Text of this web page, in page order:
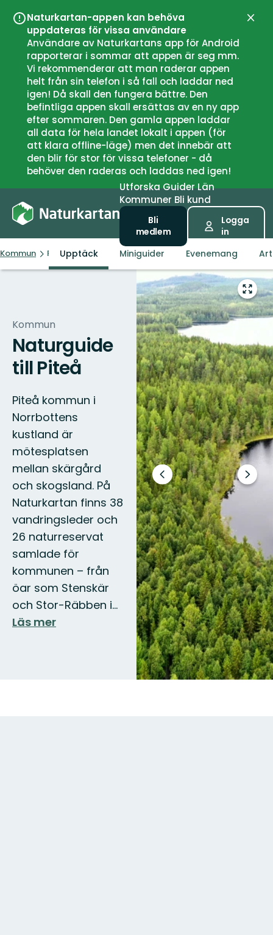
Naturkartan-appen kan behöva
uppdateras för vissa användare
Användare av Naturkartans app för Android
rapporterar i sommar att appen är seg mm.
Vi rekommenderar att man raderar appen
helt från sin telefon i så fall och laddar ned
igen! Då skall den fungera bättre. Den
befintliga appen skall ersättas av en ny app
efter sommaren. Den gamla appen laddar
all data för hela landet lokalt i appen (för
att klara offline-läge) men det innebär att
den blir för stor för vissa telefoner - då
behöver den raderas och laddas ned igen!
UtforskaGuiderLän
Kommuner Bli kund
Bli
medlem
Logga
in
Kommun PiteåUpptäck Miniguider Evenemang
Kommun
Naturguide
till Piteå
Piteå kommun i
Norrbottens
kustland är
mötesplatsen
mellan skärgård
och skogsland. På
Naturkartan finns 38
vandringsleder och
26 naturreservat
samlade för
kommunen – från
öar som Stenskär
och Stor-Räbben i…
Läs mer
Gå
till
Föregående
bild
Nästa